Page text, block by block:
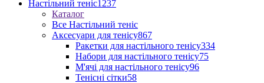
Настільний теніс1237
Каталог
Все Настільний теніс
Аксесуари для тенісу867
Ракетки для настільного тенісу334
Набори для настільного тенісу75
М'ячі для настільного тенісу96
Тенісні сітки58